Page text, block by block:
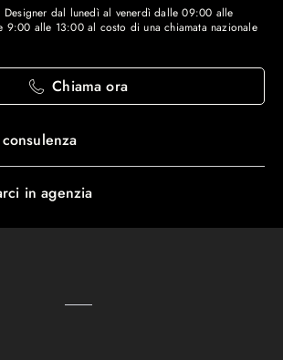
Designer dal lunedì al venerdì dalle 09:00 alle
9:00 alle 13:00 al costo di una chiamata nazionale
Chiama ora
in agenzia